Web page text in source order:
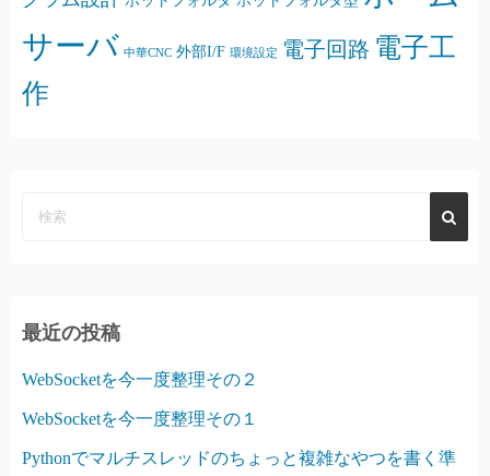
サーバ 中華CNC 外部I/F 環境設定 電子回路 電子工
作
最近の投稿
WebSocketを今一度整理その２
WebSocketを今一度整理その１
Pythonでマルチスレッドのちょっと複雑なやつを書く準